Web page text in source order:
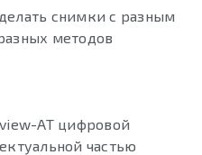
снимки с разным
методов
АТ цифровой
частью